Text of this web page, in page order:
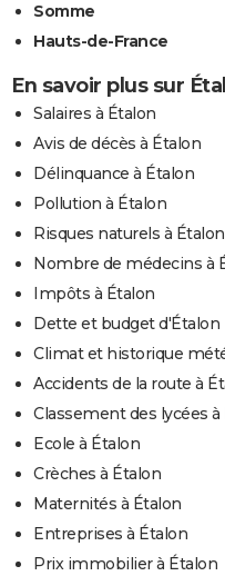
Somme
Hauts-de-France
En savoir plus sur
Salaires à Étalon
Avis de décès à Étalon
Délinquance à Étalon
Pollution à Étalon
Risques naturels à Étalon
Nombre de médecins à
Impôts à Étalon
Dette et budget d'Étalon
Climat et historique
Accidents de la route à
Classement des lycées à
Ecole à Étalon
Crèches à Étalon
Maternités à Étalon
Entreprises à Étalon
Prix immobilier à Étalon